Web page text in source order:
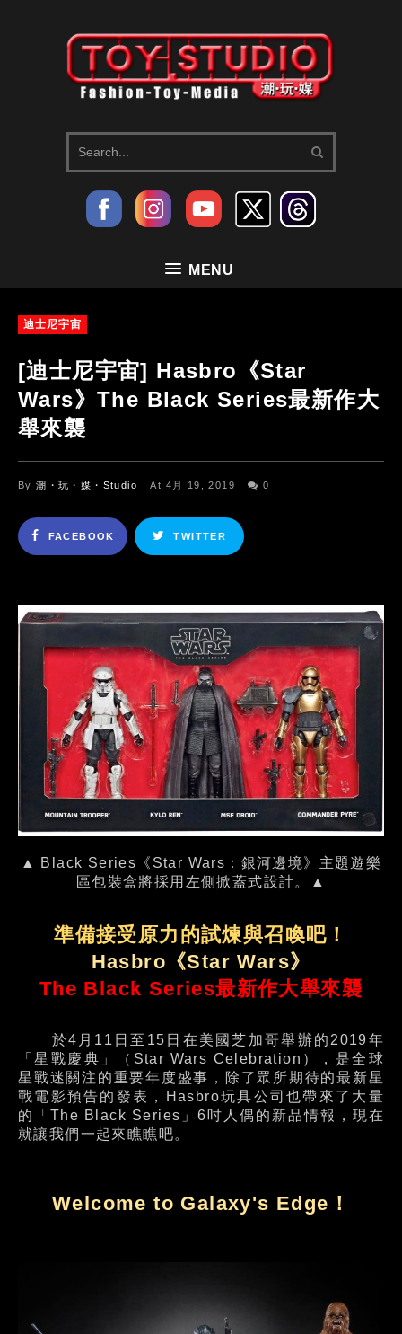
MENU
迪士尼宇宙
[迪士尼宇宙] Hasbro《Star
Wars》The Black Series最新作大
舉來襲
By潮・玩・媒・Studio At 4月 19, 2019 0
FACEBOOK TWITTER
▲ Black Series《Star Wars：銀河邊境》主題遊樂
區包裝盒將採用左側掀蓋式設計。▲
準備接受原力的試煉與召喚吧！
Hasbro《Star Wars》
The Black Series最新作大舉來襲
於4月11日至15日在美國芝加哥舉辦的2019年
「星戰慶典」（Star Wars Celebration），是全球
星戰迷關注的重要年度盛事，除了眾所期待的最新星
戰電影預告的發表，Hasbro玩具公司也帶來了大量
的「The Black Series」6吋人偶的新品情報，現在
就讓我們一起來瞧瞧吧。
Welcome to Galaxy's Edge！